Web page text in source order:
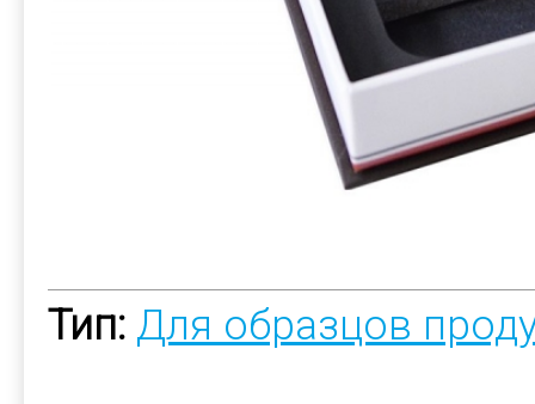
Тип: Для образцов